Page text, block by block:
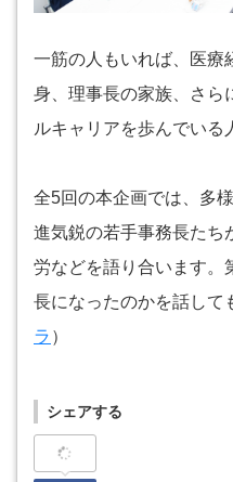
一筋の人もいれば、医療
身、理事長の家族、さら
ルキャリアを歩んでいる
全5回の本企画では、多
進気鋭の若手事務長たち
労などを語り合います。
長になったのかを話して
ラ ）
シェアする